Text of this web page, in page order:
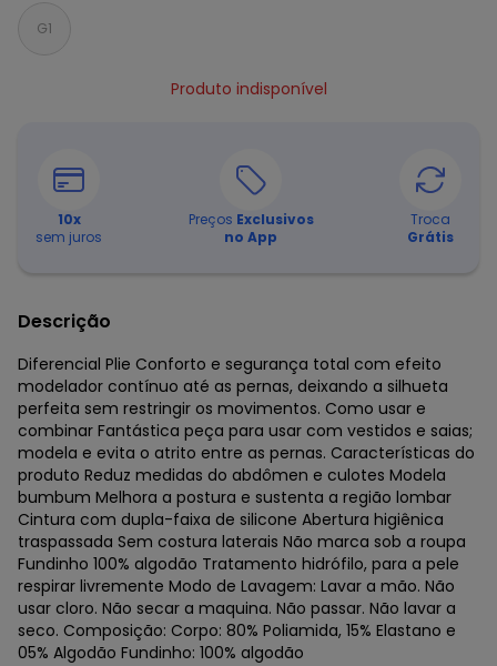
G1
Produto indisponível
10x
sem juros
Preços Exclusivos
no App
Troca
Grátis
Descrição
Diferencial Plie Conforto e segurança total com efeito
modelador contínuo até as pernas, deixando a silhueta
perfeita sem restringir os movimentos. Como usar e
combinar Fantástica peça para usar com vestidos e saias;
modela e evita o atrito entre as pernas. Características do
produto Reduz medidas do abdômen e culotes Modela
bumbum Melhora a postura e sustenta a região lombar
Cintura com dupla-faixa de silicone Abertura higiênica
traspassada Sem costura laterais Não marca sob a roupa
Fundinho 100% algodão Tratamento hidrófilo, para a pele
respirar livremente Modo de Lavagem: Lavar a mão. Não
usar cloro. Não secar a maquina. Não passar. Não lavar a
seco. Composição: Corpo: 80% Poliamida, 15% Elastano e
05% Algodão Fundinho: 100% algodão